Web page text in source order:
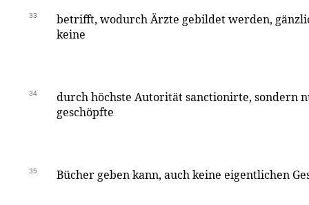
33
betrifft, wodurch Ärzte gebildet werden,
keine
34
durch höchste Autorität sanctionirte, sondern
geschöpfte
35 Bücher geben kann, auch keine eigentlichen